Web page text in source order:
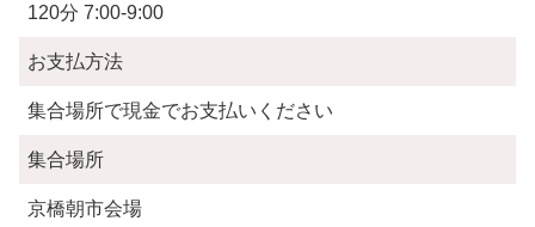
120分 7:00-9:00
お支払方法
集合場所で現金でお支払いください
集合場所
京橋朝市会場